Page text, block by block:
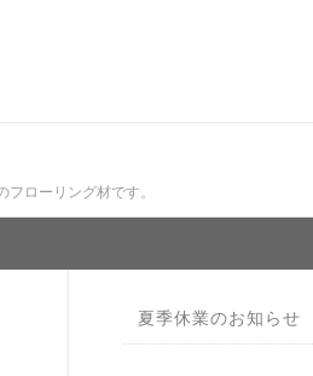
ローリング材です。
夏季休業のお知らせ